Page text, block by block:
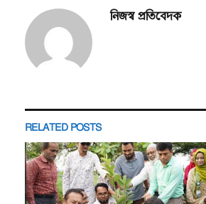
নিজস্ব প্রতিবেদক
RELATED POSTS